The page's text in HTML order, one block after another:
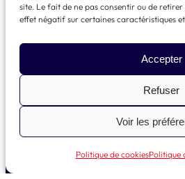
site. Le fait de ne pas consentir ou de
effet négatif sur certaines caractéristiques
Accepter
Refuser
Voir les
Politique de cookiesPolitique
© 2025 La French Tech Med –
Mentions légales
LinkedIn